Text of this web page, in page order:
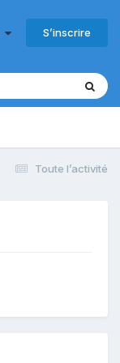
S’inscrire
Toute l’activité